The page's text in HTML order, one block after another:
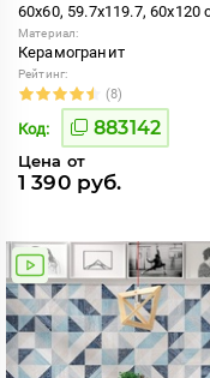
60x60, 59.7x119.7, 60x120
Материал:
Керамогранит
Рейтинг:
(8)
Код: 883142
Цена от
1 390 руб.